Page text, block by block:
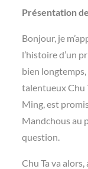
Présentation
Bonjour, je
l’histoire d’un
bien longtemps,
talentueux Chu
Ming, est
Mandchous au
question.
Chu Ta va